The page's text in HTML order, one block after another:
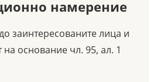
на
ProLact
изключително много на
пробиотиците, които
се...